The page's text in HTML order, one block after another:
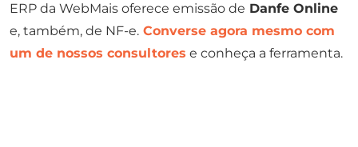
ERP da WebMais oferece emissão de Danfe Online
e, também, de NF-e. Converse agora mesmo com
um de nossos consultores e conheça a ferramenta.